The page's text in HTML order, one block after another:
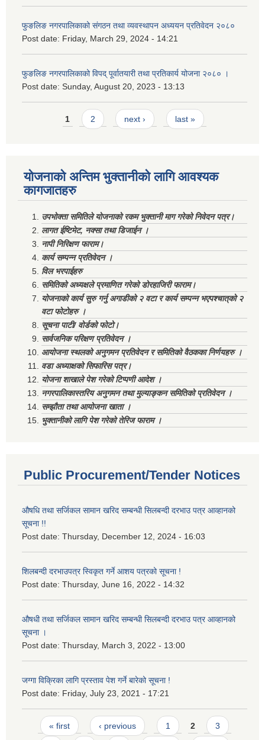
फुङलिङ नगरपालिकाको संगठन तथा व्यवस्थापन अध्ययन प्रतिवेदन २०८०
Post date: Friday, March 29, 2024 - 14:21
फुङलिङ नगरपालिकाको विपद् पूर्वातयारी तथा प्रतिकार्य योजना २०८० ।
Post date: Sunday, August 20, 2023 - 13:13
Pages1 2 next › last »
योजनाको अन्तिम भुक्तानीको लागि आवश्यक
कागजातहरु
उपभोक्ता समितिले योजनाको रकम भुक्तानी माग गरेको निवेदन पत्र।
लागत ईष्टिमेट, नक्सा तथा डिजाईन ।
नापी निरिक्षण फाराम।
कार्य सम्पन्न प्रतिवेदन ।
विल भरपाईहरु
समितिको अध्यक्षले प्रमाणित गरेको डोरहाजिरी फाराम।
योजनाको कार्य सुरु गर्नु अगाडीको २ वटा र कार्य सम्पन्न भएपश्चात्‌को २
वटा फोटोहरु ।
सूचना पाटी/ वोर्डको फोटो।
सार्वजनिक परिक्षण प्रतिवेदन ।
आयोजना स्थलको अनुगमन प्रतिवेदन र समितिको वैठकका निर्णयहरु ।
वडा अध्याक्षको सिफारिस पत्र।
योजना शाखाले पेश गरेको टिप्पणी आदेश ।
नगरपालिकास्तरिय अनुगमन तथा मुल्याङ्कन समितिको प्रतिवेदन ।
सम्झौता तथा आयोजना खाता ।
भुक्तानीको लागि पेश गरेको तेरिज फाराम ।
Public Procurement/Tender Notices
औषधि तथा सर्जिकल सामान खरिद सम्बन्धी सिलबन्दी दरभाउ पत्र आव्हानको
सूचना !!
Post date: Thursday, December 12, 2024 - 16:03
शिलबन्दी दरभाउपत्र स्विकृत गर्ने आशय पत्रको सूचना !
Post date: Thursday, June 16, 2022 - 14:32
औषधी तथा सर्जिकल सामान खरिद सम्बन्धी सिलबन्दी दरभाउ पत्र आव्हानको
सूचना ।
Post date: Thursday, March 3, 2022 - 13:00
जग्गा विक्रिका लागि प्रस्ताव पेश गर्ने बारेको सूचना !
Post date: Friday, July 23, 2021 - 17:21
Pages
« first ‹ previous 1 2 3